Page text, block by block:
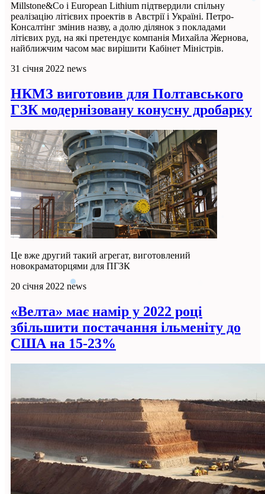
Millstone&Co і European Lithium підтвердили спільну
реалізацію літієвих проектів в Австрії і Україні. Петро-
Консалтінг змінив назву, а долю ділянок з покладами
літієвих руд, на які претендує компанія Михайла Жернова,
найближчим часом має вирішити Кабінет Міністрів.
31 січня 2022 news
НКМЗ виготовив для Полтавського
ГЗК модернізовану конусну дробарку
Це вже другий такий агрегат, виготовлений
новокраматорцями для ПГЗК
20 січня 2022 news
«Велта» має намір у 2022 році
збільшити постачання ільменіту до
США на 15-23%